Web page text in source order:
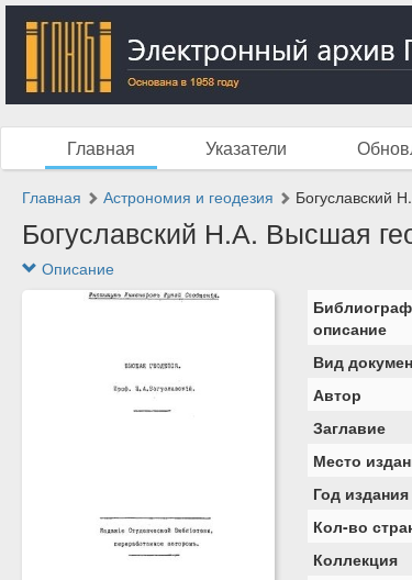
Главная Указатели
Главная Астрономия и геодезия Богуславский
Богуславский Н.А. Высшая
Описание
описание
Вид
Автор
Заглавие
Место
Год издания
Кол-во
Коллекция